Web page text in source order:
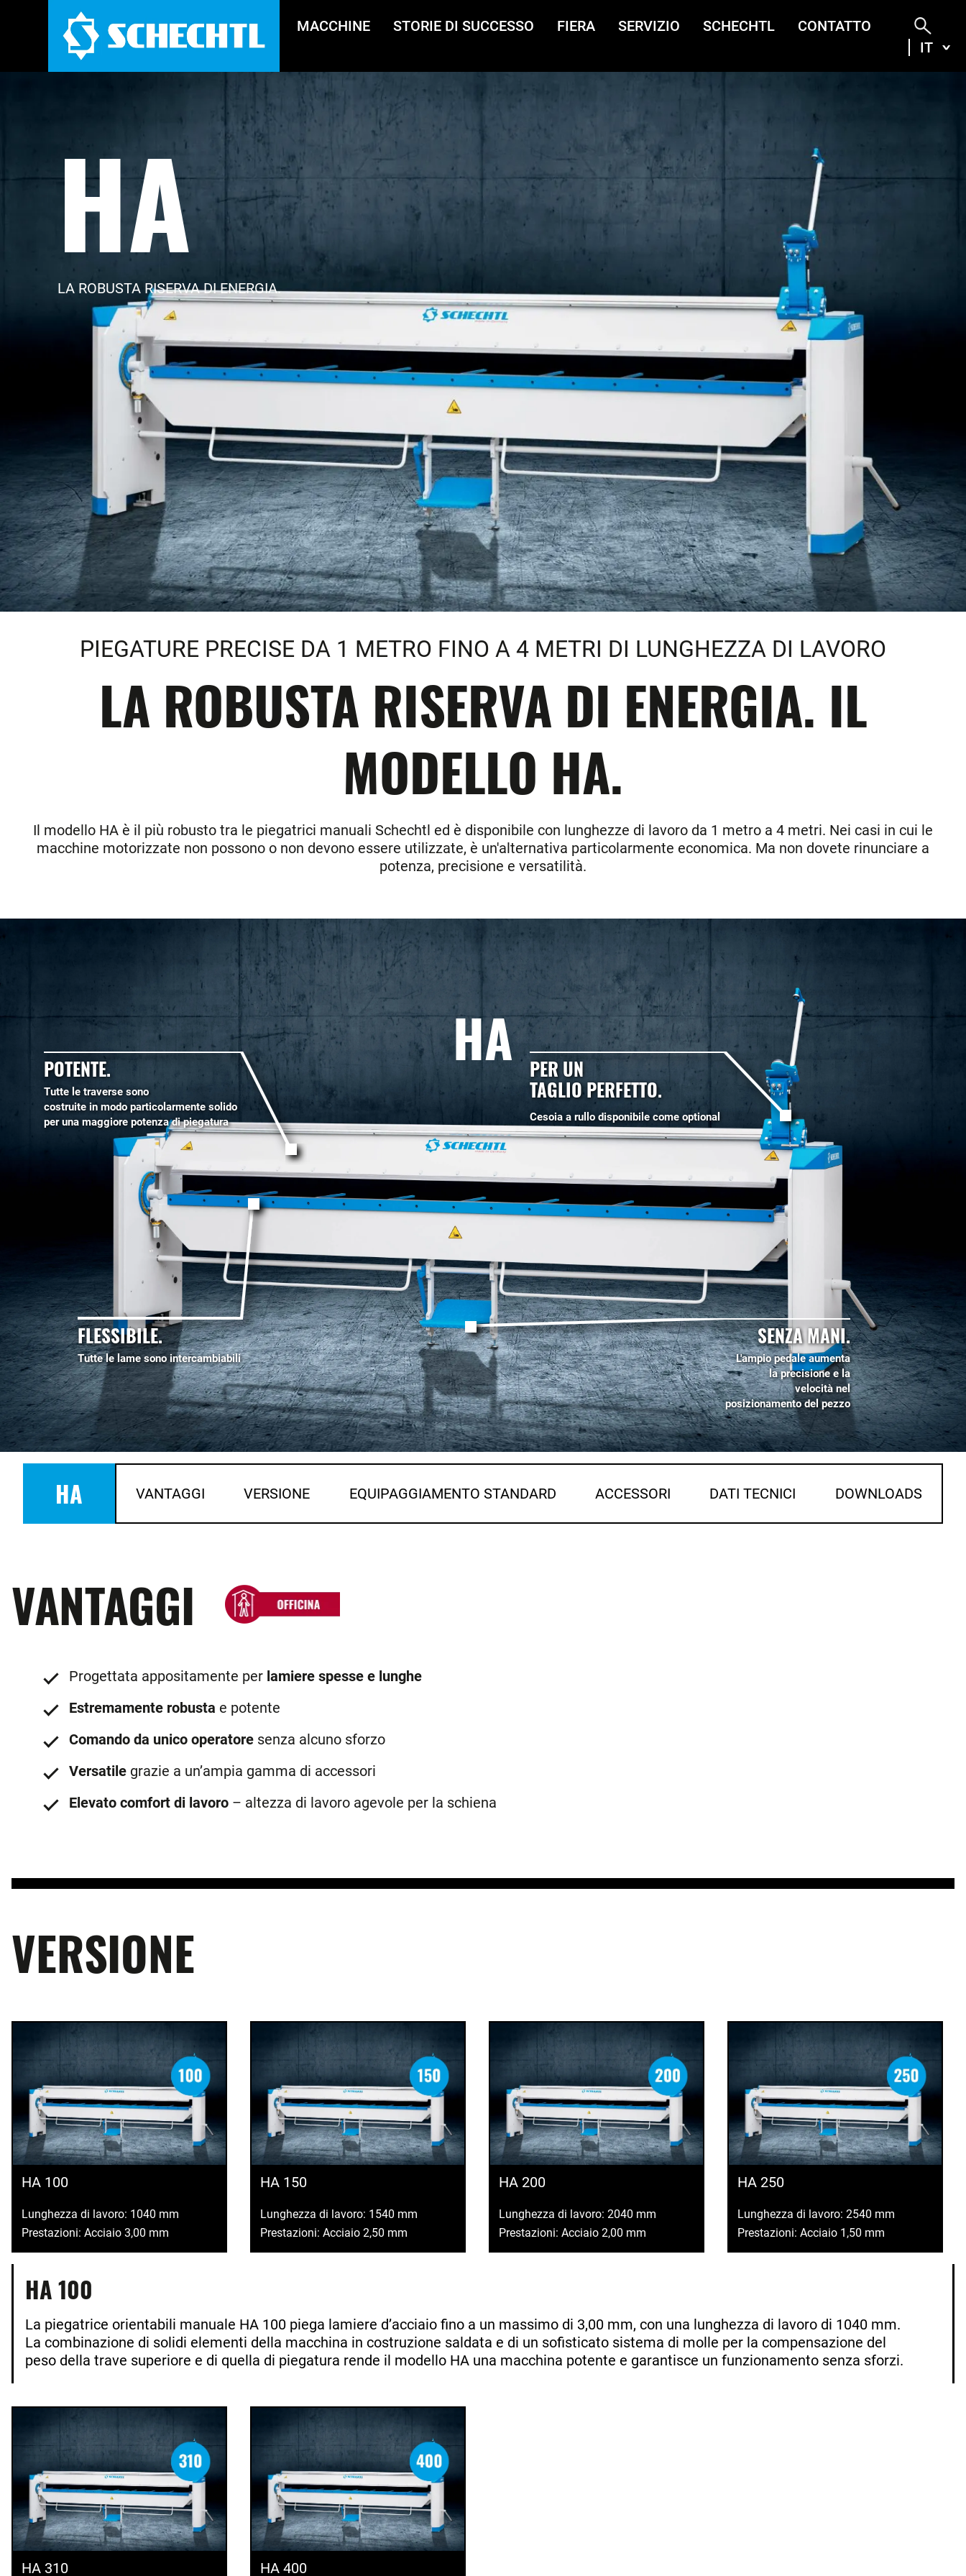
MACCHINE STORIE DI SUCCESSO FIERA SERVIZIO SCHECHTL
CONTATTO
IT
HA
LA ROBUSTA RISERVA DI ENERGIA.
PIEGATURE PRECISE DA 1 METRO FINO A 4 METRI DI LUNGHEZZA DI LAVORO
LA ROBUSTA RISERVA DI ENERGIA. IL
MODELLO HA.
Il modello HA è il più robusto tra le piegatrici manuali Schechtl ed è disponibile con lunghezze di lavoro da 1 metro a 4 metri. Nei casi in cui le
macchine motorizzate non possono o non devono essere utilizzate, è un'alternativa particolarmente economica. Ma non dovete rinunciare a
potenza, precisione e versatilità.
HA
POTENTE.
Tutte le traverse sono
costruite in modo particolarmente solido
per una maggiore potenza di piegatura
PER UN
TAGLIO PERFETTO.
Cesoia a rullo disponibile come optional
FLESSIBILE.
Tutte le lame sono intercambiabili
SENZA MANI.
L'ampio pedale aumenta
la precisione e la
velocità nel
posizionamento del pezzo
HA VANTAGGI VERSIONE EQUIPAGGIAMENTO STANDARD ACCESSORI DATI TECNICI DOWNLOADS
VANTAGGI
Progettata appositamente per lamiere spesse e lunghe
Estremamente robusta e potente
Comando da unico operatore senza alcuno sforzo
Versatile grazie a un’ampia gamma di accessori
Elevato comfort di lavoro – altezza di lavoro agevole per la schiena
VERSIONE
HA 100
Lunghezza di lavoro: 1040 mm
Prestazioni: Acciaio 3,00 mm
HA 150
Lunghezza di lavoro: 1540 mm
Prestazioni: Acciaio 2,50 mm
HA 200
Lunghezza di lavoro: 2040 mm
Prestazioni: Acciaio 2,00 mm
HA 250
Lunghezza di lavoro: 2540 mm
Prestazioni: Acciaio 1,50 mm
HA 100
La piegatrice orientabili manuale HA 100 piega lamiere d’acciaio fino a un massimo di 3,00 mm, con una lunghezza di lavoro di 1040 mm.
La combinazione di solidi elementi della macchina in costruzione saldata e di un sofisticato sistema di molle per la compensazione del
peso della trave superiore e di quella di piegatura rende il modello HA una macchina potente e garantisce un funzionamento senza sforzi.
HA 310 HA 400